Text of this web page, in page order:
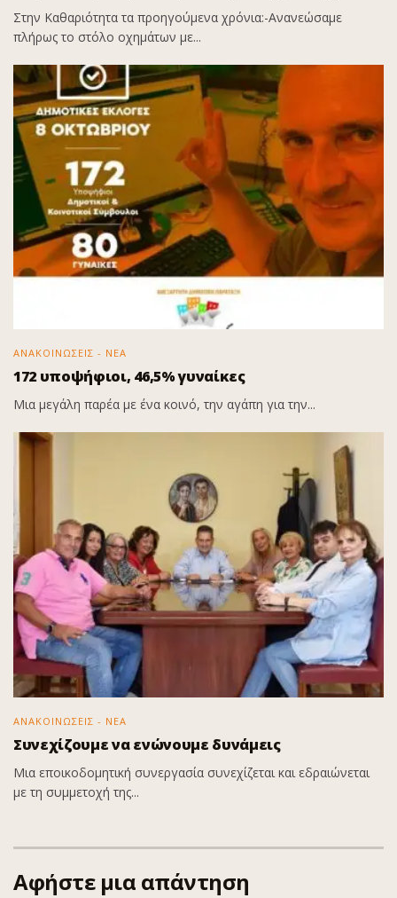
Στην Καθαριότητα τα προηγούμενα χρόνια:-Ανανεώσαμε
πλήρως το στόλο οχημάτων με...
ΑΝΑΚΟΙΝΩΣΕΙΣ - ΝΕΑ
172 υποψήφιοι, 46,5% γυναίκες
Μια μεγάλη παρέα με ένα κοινό, την αγάπη για την...
ΑΝΑΚΟΙΝΩΣΕΙΣ - ΝΕΑ
Συνεχίζουμε να ενώνουμε δυνάμεις
Μια εποικοδομητική συνεργασία συνεχίζεται και εδραιώνεται
με τη συμμετοχή της...
Αφήστε μια απάντηση